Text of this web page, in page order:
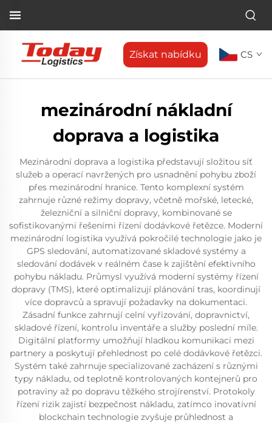
Získat nabídku CS
mezinárodní nákladní
doprava a logistika
Mezinárodní doprava a logistika představují složitou síť
služeb a operací navržených pro usnadnění pohybu zboží
přes mezinárodní hranice. Tento komplexní systém
zahrnuje různé režimy dopravy, včetně mořské, letecké,
železniční a silniční dopravy, kombinované se
sofistikovanými řešeními řízení dodávkové řetězce. Moderní
mezinárodní logistika využívá pokročilé technologie jako je
GPS sledování, automatizované skladové systémy a
sledování dodávek v reálném čase k zajištění efektivního
pohybu nákladu. Průmysl využívá moderní systémy řízení
dopravy (TMS), které optimalizují plánování tras, koordinují
více dopravců a spravují požadavky na dokumentaci.
Zásadní funkce zahrnují celní vyřizování, dopravnictví,
skladové řízení, kontrolu inventáře a služby poslední míle.
Digitální platformy umožňují hladkou komunikaci mezi
partnery a poskytují přehlednost po celé dodávkové řetězci.
Systém také zahrnuje specializované zacházení s různými
typy nákladu, od teplotně kontrolovaných kontejnerů pro
potraviny až po dopravu těžkého strojírenství. Protokoly
řízení rizik zajistí bezpečnost nákladu, zatímco inovativní
blockchain technologie zvyšuje průhlednost a